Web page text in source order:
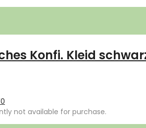
Konfi. Kleid
not available for purchase.